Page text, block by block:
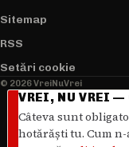
Sitemap
RSS
Setări cookie
© 2026 VreiNuVrei
VREI, NU VREI —
Câteva sunt
hotărăști tu. Cum